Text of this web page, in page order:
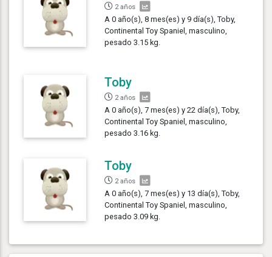
2 años
A 0 año(s), 8 mes(es) y 9 día(s), Toby,
Continental Toy Spaniel, masculino,
pesado 3.15 kg.
Toby
2 años
A 0 año(s), 7 mes(es) y 22 día(s), Toby,
Continental Toy Spaniel, masculino,
pesado 3.16 kg.
Toby
2 años
A 0 año(s), 7 mes(es) y 13 día(s), Toby,
Continental Toy Spaniel, masculino,
pesado 3.09 kg.